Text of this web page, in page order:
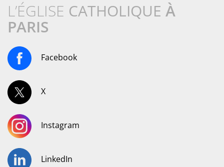
L’ÉGLISE CATHOLIQUE À
PARIS
Facebook
X
Instagram
LinkedIn